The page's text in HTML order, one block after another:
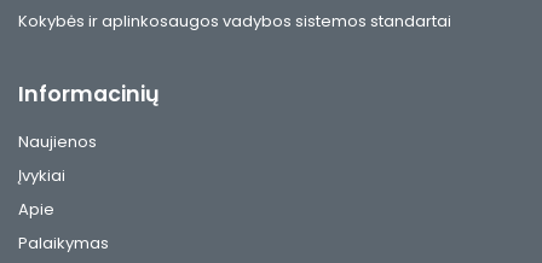
Kokybės ir aplinkosaugos vadybos sistemos standartai
Informacinių
Naujienos
Įvykiai
Apie
Palaikymas